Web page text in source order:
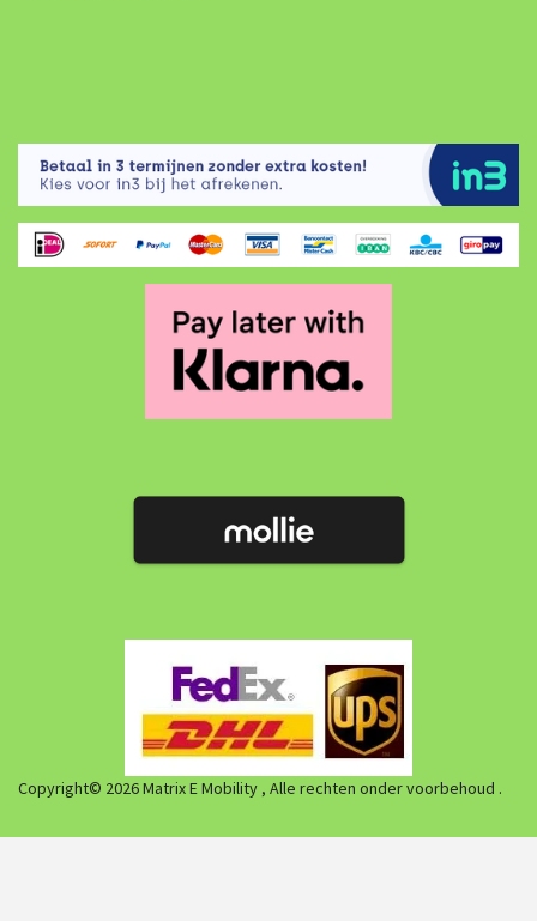
Copyright© 2026 Matrix E Mobility , Alle rechten onder voorbehoud .